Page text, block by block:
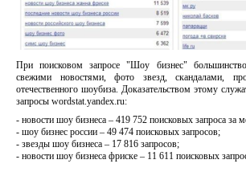
При поисковом запросе "Шоу бизнес" большинство
свежими новостями, фото звезд, скандалами,
отечественного шоубиза. Доказательством этому
запросы wordstat.yandex.ru:
- новости шоу бизнеса – 419 752 поисковых запроса за
- шоу бизнес россии – 49 474 поисковых запросов;
- звезды шоу бизнеса – 17 816 запросов;
- новости шоу бизнеса фриске – 11 611 поисковых